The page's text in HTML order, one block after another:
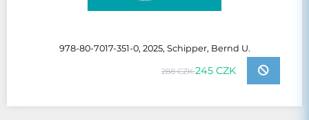
978-80-7017-351-0, 2025, Schipper, Bernd U.
288 CZK245 CZK